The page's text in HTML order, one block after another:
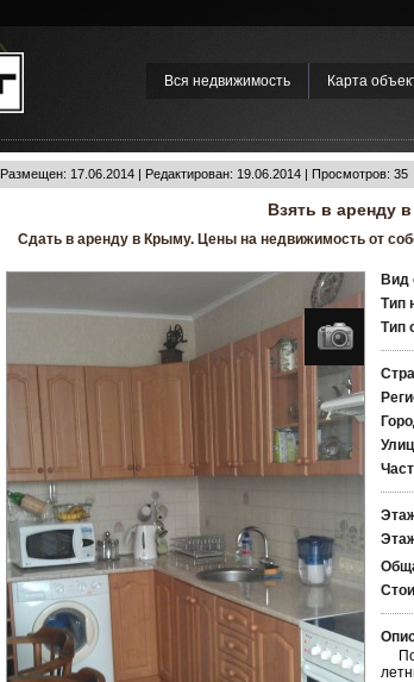
Вся недвижимость Карта
Размещен: 17.06.2014 | Редактирован: 19.06.2014 | Просмотров: 35
Взять в аренду
Сдать в аренду в Крыму. Цены на недвижимость от
Вид
Тип
Тип